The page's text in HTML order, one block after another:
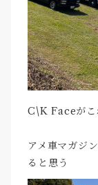
C\K Faceがこ
アメ車マガジ
ると思う